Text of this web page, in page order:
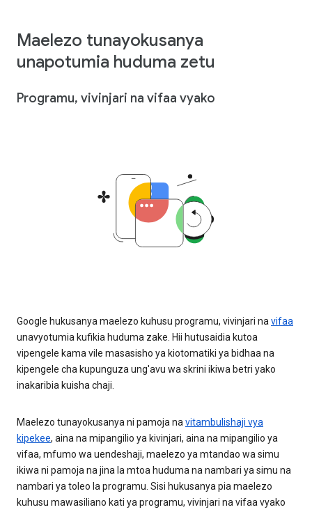
Maelezo tunayokusanya
unapotumia huduma zetu
Programu, vivinjari na vifaa vyako
Google hukusanya maelezo kuhusu programu, vivinjari navifaa
unavyotumia kufikia huduma zake. Hii hutusaidia kutoa
vipengele kama vile masasisho ya kiotomatiki ya bidhaa na
kipengele cha kupunguza ung'avu wa skrini ikiwa betri yako
inakaribia kuisha chaji.
Maelezo tunayokusanya ni pamoja navitambulishaji vya
kipekee, aina na mipangilio ya kivinjari, aina na mipangilio ya
vifaa, mfumo wa uendeshaji, maelezo ya mtandao wa simu
ikiwa ni pamoja na jina la mtoa huduma na nambari ya simu na
nambari ya toleo la programu. Sisi hukusanya pia maelezo
kuhusu mawasiliano kati ya programu, vivinjari na vifaa vyako